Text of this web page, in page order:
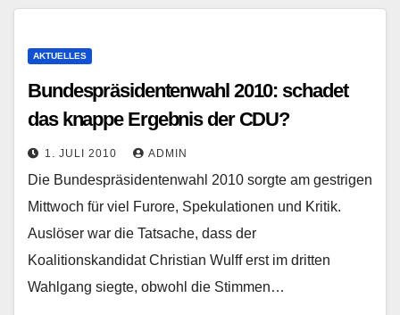
AKTUELLES
Bundespräsidentenwahl 2010: schadet
das knappe Ergebnis der CDU?
1. JULI 2010 ADMIN
Die Bundespräsidentenwahl 2010 sorgte am gestrigen
Mittwoch für viel Furore, Spekulationen und Kritik.
Auslöser war die Tatsache, dass der
Koalitionskandidat Christian Wulff erst im dritten
Wahlgang siegte, obwohl die Stimmen…